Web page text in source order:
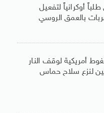
أوكرانياً لتفعيل
بالعمق الروسي
أمريكية لوقف النار
لنزع سلاح حماس